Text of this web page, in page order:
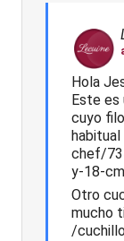
Hola
Este es
cuyo
chef/
y-18-
Otro
mucho
/